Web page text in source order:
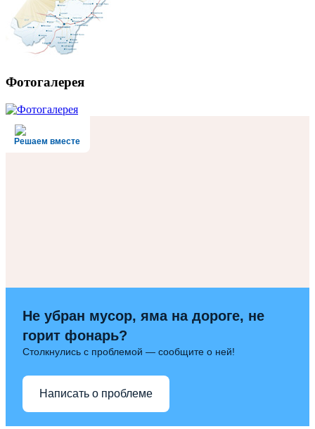
Фотогалерея
Решаем вместе
Не убран мусор, яма на дороге, не
горит фонарь?
Столкнулись с проблемой — сообщите о ней!
Написать о проблеме